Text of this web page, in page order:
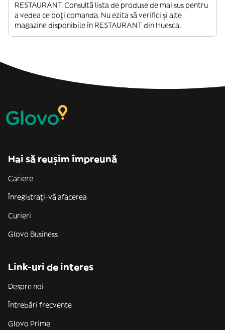
RESTAURANT. Consultă lista de produse de mai sus pentru
a vedea ce poți comanda. Nu ezita să verifici și alte
magazine disponibile în RESTAURANT din Huesca.
Hai să reușim împreună
Cariere
Înregistrați-vă afacerea
Curieri
Glovo Business
Link-uri de interes
Despre noi
Întrebări frecvente
Glovo Prime